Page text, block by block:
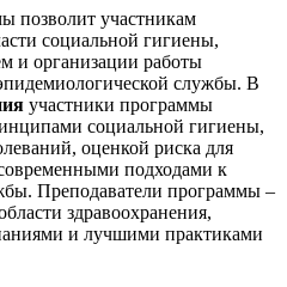
позволит участникам
социальной гигиены,
и организации работы
службы. В
участники программы
социальной гигиены,
оценкой риска для
подходами к
Преподаватели программы –
здравоохранения,
и лучшими практиками